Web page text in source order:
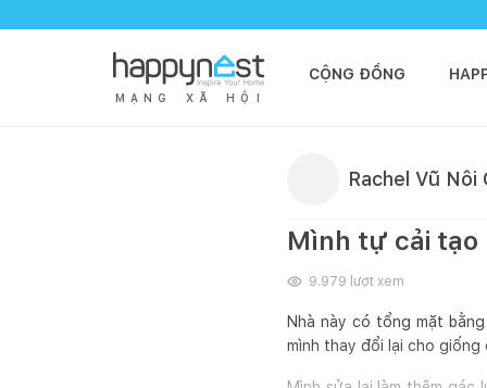
M Ạ N G X Ã H Ộ I
CỘNG ĐỒNG
Rachel Vũ Nôi
Mình tự cải tạo
9.979 lượt xem
Nhà này có tổng mặt
mình thay đổi lại cho giống